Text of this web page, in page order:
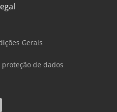
Gerais
proteção de dados